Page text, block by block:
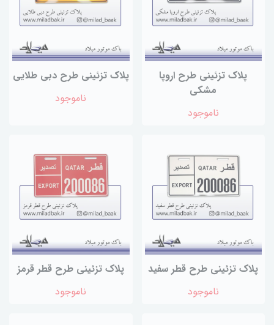
پلاک تزئینی طرح اروپا
مشکی
ناموجود
پلاک تزئینی طرح دبی طلایی
ناموجود
پلاک تزئینی طرح قطر سفید
ناموجود
پلاک تزئینی طرح قطر قرمز
ناموجود